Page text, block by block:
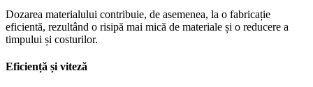
Dozarea materialului contribuie, de asemenea, la o fabricație
eficientă, rezultând o risipă mai mică de materiale și o reducere a
timpului și costurilor.
Eficiență și viteză